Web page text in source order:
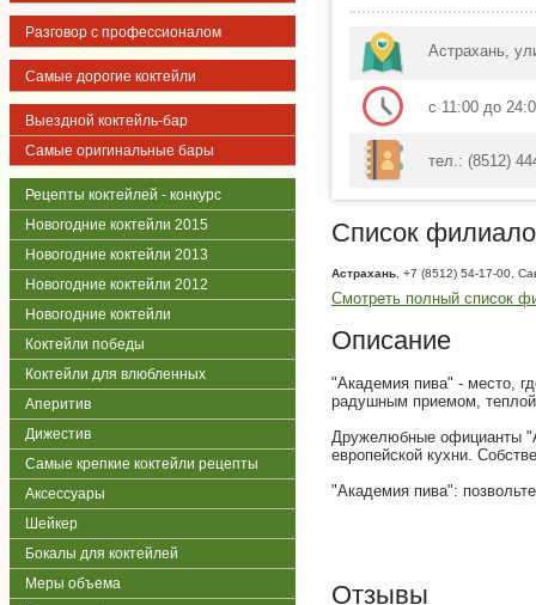
Разговор с профессионалом
Самые дорогие коктейли
Выездной коктейль-бар
Самые оригинальные бары
Рецепты коктейлей - конкурс
Новогодние коктейли 2015
Новогодние коктейли 2013
Новогодние коктейли 2012
Новогодние коктейли
Коктейли победы
Коктейли для влюбленных
Аперитив
Дижестив
Самые крепкие коктейли рецепты
Аксессуары
Шейкер
Бокалы для коктейлей
Меры объема
Астрахань,
с 11:00 до
тел.: (8512)
Список
Астрахань, +7 (8512) 54-17-00,
Смотреть полный список
Описание
"Академия пива" - место,
радушным приемом,
Дружелюбные официанты
европейской кухни.
"Академия пива":
Отзывы